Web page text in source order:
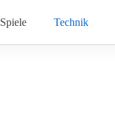
Spiele Technik